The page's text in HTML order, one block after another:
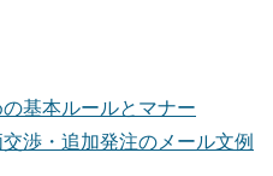
基本ルールとマナー
渉・追加発注のメール文例